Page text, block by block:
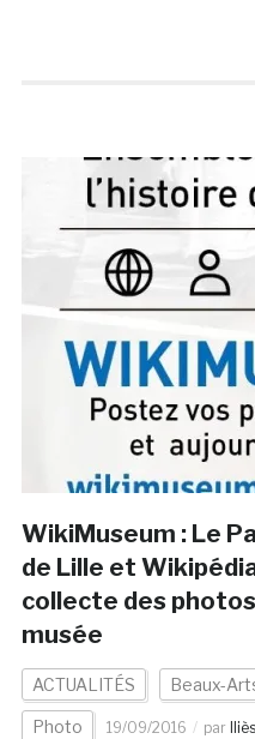
WikiMuseum : Le
de Lille et
collecte des
musée
ACTUALITÉS Beaux-
Photo 19/09/2016 par